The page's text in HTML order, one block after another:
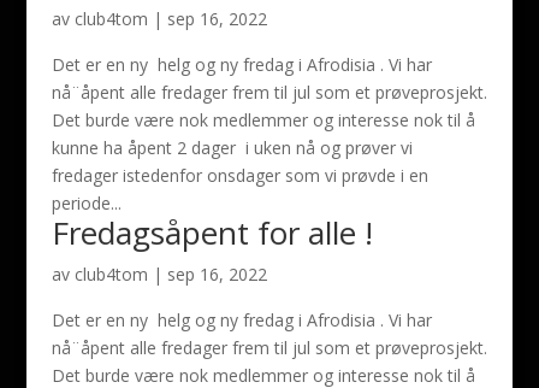
av club4tom | sep 16, 2022
Det er en ny helg og ny fredag i Afrodisia . Vi har
nå¨åpent alle fredager frem til jul som et prøveprosjekt.
Det burde være nok medlemmer og interesse nok til å
kunne ha åpent 2 dager i uken nå og prøver vi
fredager istedenfor onsdager som vi prøvde i en
periode...
Fredagsåpent for alle !
av club4tom | sep 16, 2022
Det er en ny helg og ny fredag i Afrodisia . Vi har
nå¨åpent alle fredager frem til jul som et prøveprosjekt.
Det burde være nok medlemmer og interesse nok til å